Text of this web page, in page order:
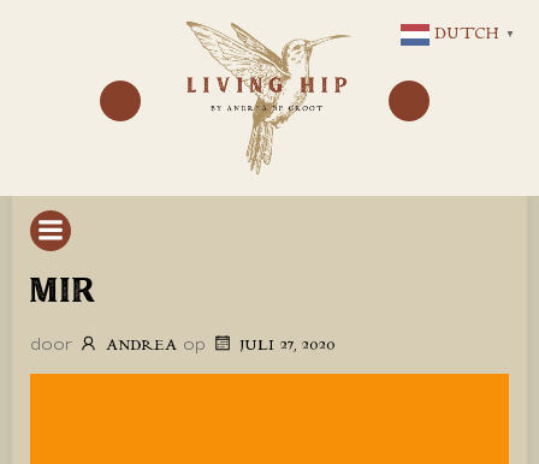
NAAR
DE
INHOUD
MIR
door ANDREA op JULI 27, 2020
DUTCH ▼